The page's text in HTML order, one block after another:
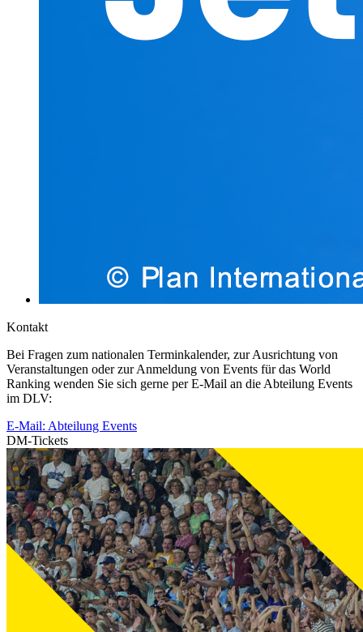
Kontakt
Bei Fragen zum nationalen Terminkalender, zur Ausrichtung von
Veranstaltungen oder zur Anmeldung von Events für das World
Ranking wenden Sie sich gerne per E-Mail an die Abteilung Events
im DLV:
E-Mail: Abteilung Events
DM-Tickets